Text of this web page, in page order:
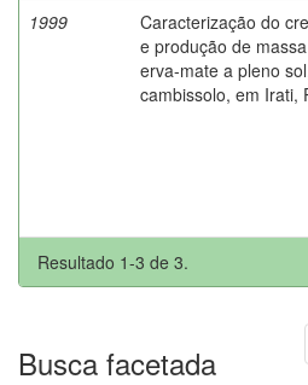
1999
Caracterização do
e produção de
erva-mate a pleno
cambissolo, em Irati,
Resultado 1-3 de 3.
Busca facetada